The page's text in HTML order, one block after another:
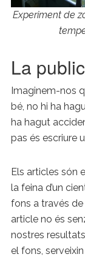
Experiment de
La
Imaginem-nos
bé, no hi ha
ha hagut
pas és escriure
Els articles són
la feina d’un
fons a través de
article no és
nostres
el fons,